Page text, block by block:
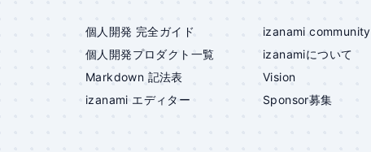
個人開発 完全ガイド
個人開発プロダクト一覧
Markdown 記法表
izanami エディター
izanami community
izanamiについて
Vision
Sponsor募集